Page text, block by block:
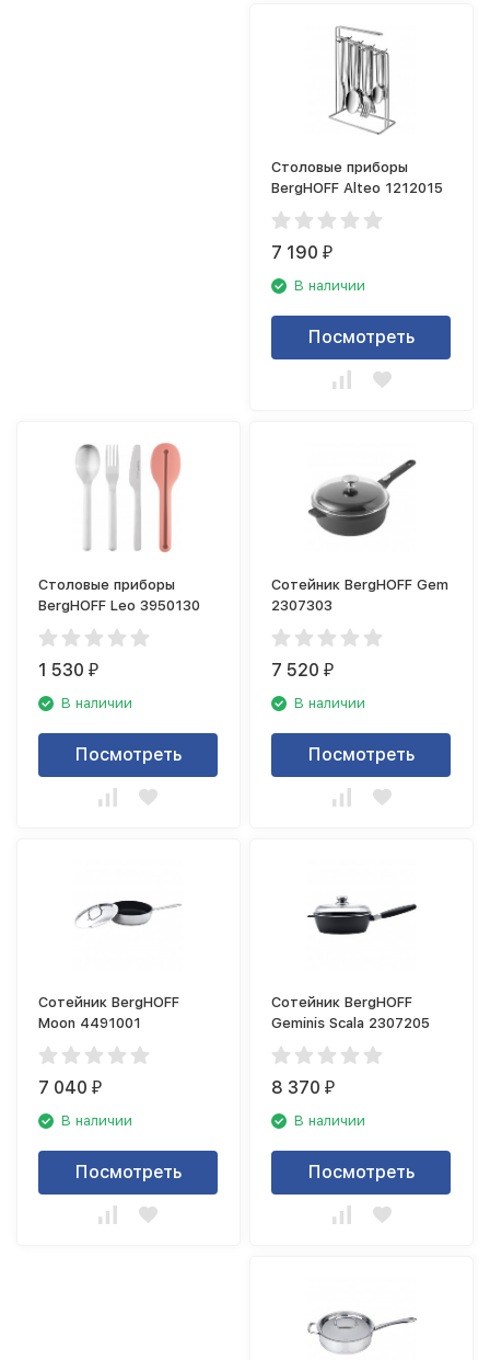
Столовые приборы
BergHOFF Alteo 1212015
7 190₽
В наличии
Посмотреть
Столовые приборы
BergHOFF Leo 3950130
1 530₽
В наличии
Посмотреть
Сотейник BergHOFF Gem
2307303
7 520₽
В наличии
Посмотреть
Сотейник BergHOFF
Moon 4491001
7 040₽
В наличии
Посмотреть
Сотейник BergHOFF
Geminis Scala 2307205
8 370₽
В наличии
Посмотреть